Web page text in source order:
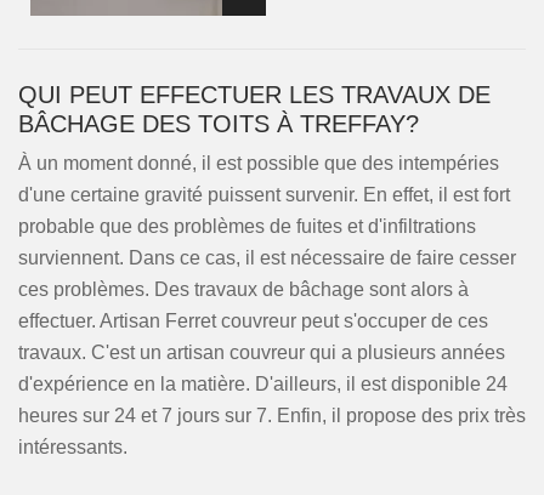
QUI PEUT EFFECTUER LES TRAVAUX DE
BÂCHAGE DES TOITS À TREFFAY?
À un moment donné, il est possible que des intempéries
d'une certaine gravité puissent survenir. En effet, il est fort
probable que des problèmes de fuites et d'infiltrations
surviennent. Dans ce cas, il est nécessaire de faire cesser
ces problèmes. Des travaux de bâchage sont alors à
effectuer. Artisan Ferret couvreur peut s'occuper de ces
travaux. C'est un artisan couvreur qui a plusieurs années
d'expérience en la matière. D'ailleurs, il est disponible 24
heures sur 24 et 7 jours sur 7. Enfin, il propose des prix très
intéressants.